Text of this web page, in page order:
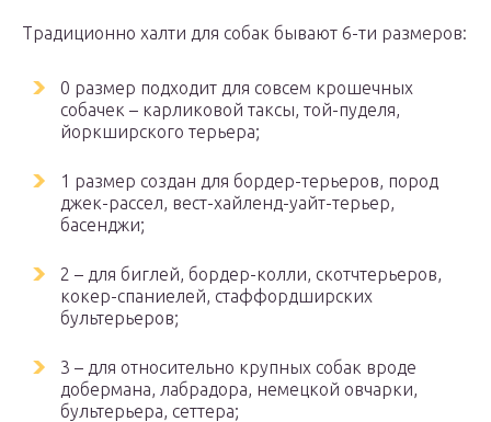
Традиционно халти для собак бывают 6-ти размеров:
0 размер подходит для совсем крошечных
собачек – карликовой таксы, той-пуделя,
йоркширского терьера;
1 размер создан для бордер-терьеров, пород
джек-рассел, вест-хайленд-уайт-терьер,
басенджи;
2 – для биглей, бордер-колли, скотчтерьеров,
кокер-спаниелей, стаффордширских
бультерьеров;
3 – для относительно крупных собак вроде
добермана, лабрадора, немецкой овчарки,
бультерьера, сеттера;